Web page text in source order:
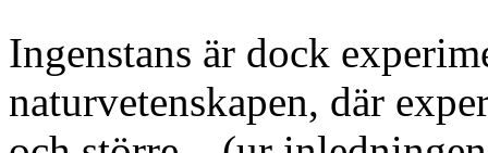
Ingenstans är dock
naturvetenskapen, där